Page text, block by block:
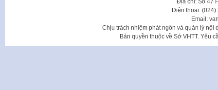
Địa chỉ: Số 47
Điện thoại: (024)
Email:
Chịu trách nhiệm phát ngôn và quản lý nội
Bản quyền thuộc về Sở VHTT. Yêu